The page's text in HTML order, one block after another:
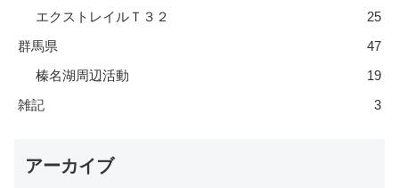
エクストレイルＴ３２
25
群馬県
47
榛名湖周辺活動
19
雑記
3
アーカイブ